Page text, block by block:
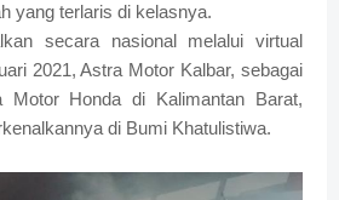
yang terlaris di kelasnya.
secara nasional melalui virtual
2021, Astra Motor Kalbar, sebagai
Motor Honda di Kalimantan Barat,
di Bumi Khatulistiwa.